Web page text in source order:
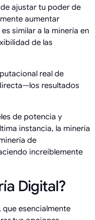
ajustar tu poder de
aumentar
similar a la minería en
de las
real de
resultados
de potencia y
instancia, la minería
de
increíblemente
Digital?
esencialmente